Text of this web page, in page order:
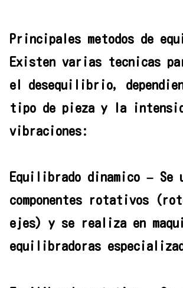
Principales metodos de
Existen varias tecnicas
el desequilibrio,
tipo de pieza y la
vibraciones:
Equilibrado dinamico –
componentes rotativos
ejes) y se realiza en
equilibradoras